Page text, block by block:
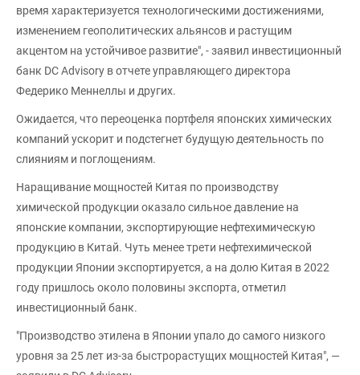
время характеризуется технологическими достижениями,
изменением геополитических альянсов и растущим
акцентом на устойчивое развитие", - заявил инвестиционный
банк DC Advisory в отчете управляющего директора
Федерико Меннеллы и других.
Ожидается, что переоценка портфеля японских химических
компаний ускорит и подстегнет будущую деятельность по
слияниям и поглощениям.
Наращивание мощностей Китая по производству
химической продукции оказало сильное давление на
японские компании, экспортирующие нефтехимическую
продукцию в Китай. Чуть менее трети нефтехимической
продукции Японии экспортируется, а на долю Китая в 2022
году пришлось около половины экспорта, отметил
инвестиционный банк.
"Производство этилена в Японии упало до самого низкого
уровня за 25 лет из-за быстрорастущих мощностей Китая", —